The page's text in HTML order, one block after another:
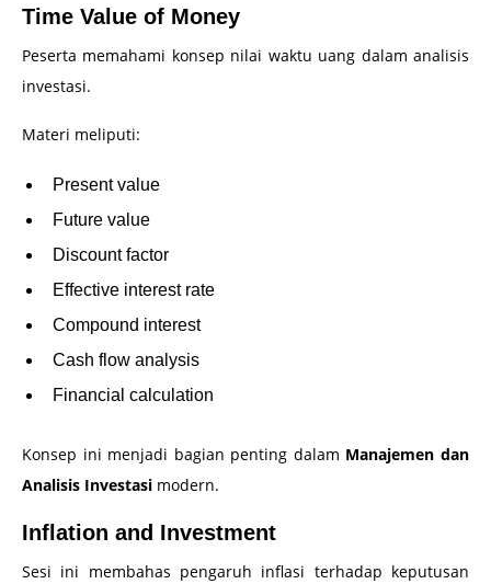
Time Value of Money
Peserta memahami konsep nilai waktu uang dalam analisis
investasi.
Materi meliputi:
Present value
Future value
Discount factor
Effective interest rate
Compound interest
Cash flow analysis
Financial calculation
Konsep ini menjadi bagian penting dalam Manajemen dan
Analisis Investasi modern.
Inflation and Investment
Sesi ini membahas pengaruh inflasi terhadap keputusan